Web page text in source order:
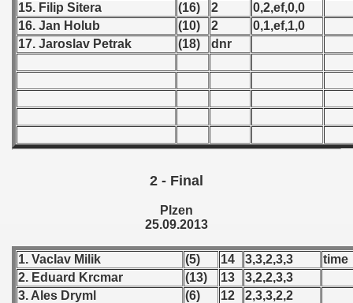
15. Filip Sitera
(16) 2
0,2,ef,0,0
16. Jan Holub
(10) 2
0,1,ef,1,0
17. Jaroslav Petrak
(18) dnr
2 - Final
Plzen
25.09.2013
1. Vaclav Milik (5) 14 3,3,2,3,3
time
2. Eduard Krcmar
(13) 13
3,2,2,3,3
3. Ales Dryml
(6) 12
2,3,3,2,2
- 1962
- 1963
- 1964
- 1965
- 1969
- 1970